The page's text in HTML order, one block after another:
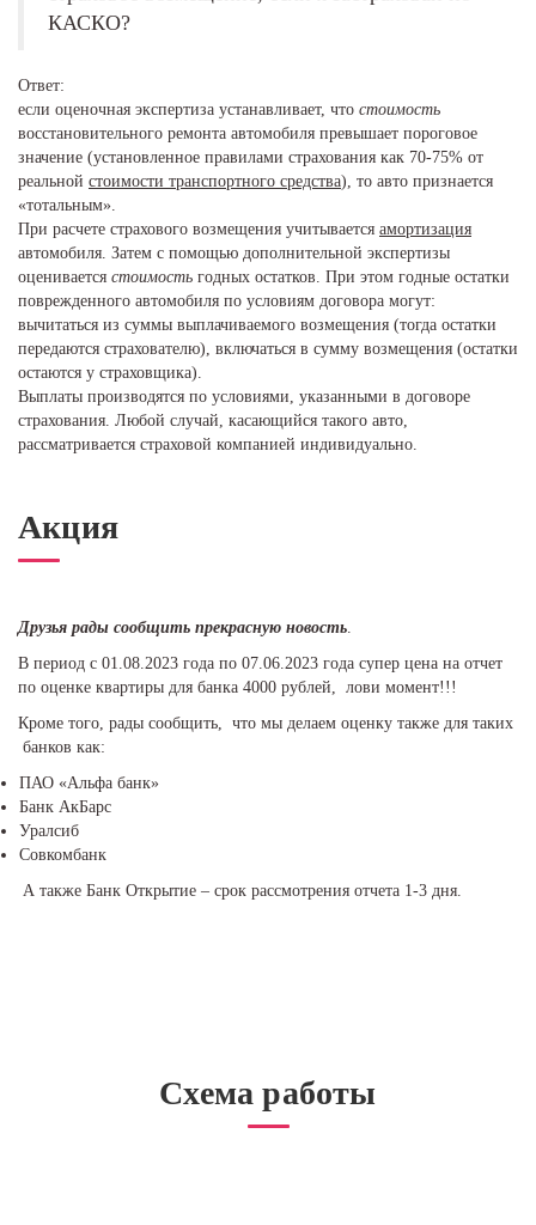
КАСКО?
Ответ:
если оценочная экспертиза устанавливает, что стоимость
восстановительного ремонта автомобиля превышает пороговое
значение (установленное правилами страхования как 70-75% от
реальной стоимости транспортного средства), то авто признается
«тотальным».
При расчете страхового возмещения учитывается амортизация
автомобиля. Затем с помощью дополнительной экспертизы
оценивается стоимость годных остатков. При этом годные остатки
поврежденного автомобиля по условиям договора могут:
вычитаться из суммы выплачиваемого возмещения (тогда остатки
передаются страхователю), включаться в сумму возмещения (остатки
остаются у страховщика).
Выплаты производятся по условиями, указанными в договоре
страхования. Любой случай, касающийся такого авто,
рассматривается страховой компанией индивидуально.
Акция
Друзья рады сообщить прекрасную новость
В период с 01.08.2023 года по 07.06.2023 года супер цена на отчет
по оценке квартиры для банка 4000 рублей, лови момент!!!
Кроме того, рады сообщить, что мы делаем оценку также для таких
банков как:
ПАО «Альфа банк»
Банк АкБарс
Уралсиб
Совкомбанк
А также Банк Открытие – срок рассмотрения отчета 1-3 дня.
Схема работы